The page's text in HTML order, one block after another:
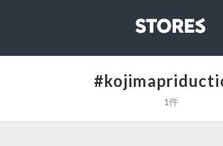
STORES
1件